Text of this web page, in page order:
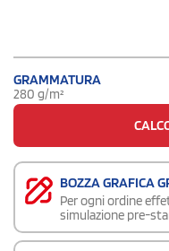
GRAMMATURA
280 g/m²
BOZZA GRAFICA
Per ogni ordine
simulazione pre-